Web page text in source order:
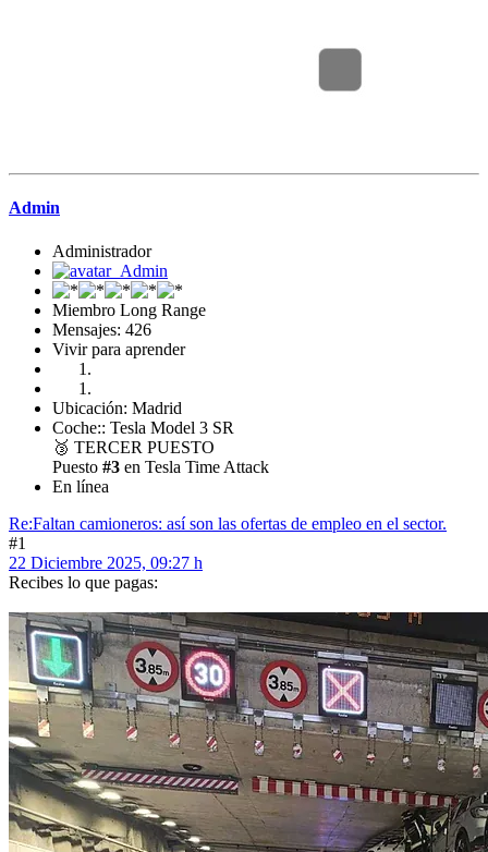
Admin
Administrador
Miembro Long Range
Mensajes: 426
Vivir para aprender
Ubicación: Madrid
Coche:: Tesla Model 3 SR
🥉 TERCER PUESTO
Puesto #3 en Tesla Time Attack
En línea
Re:Faltan camioneros: así son las ofertas de empleo en el sector.
#1
22 Diciembre 2025, 09:27 h
Recibes lo que pagas: